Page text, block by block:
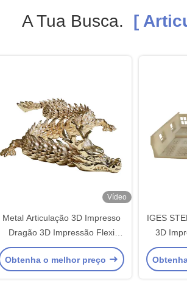
A Tua Busca. [
Vídeo
Metal Articulação 3D Impresso
Dragão 3D Impressão Flexi
Dragão
Obtenha o melhor preço
IGES
3D